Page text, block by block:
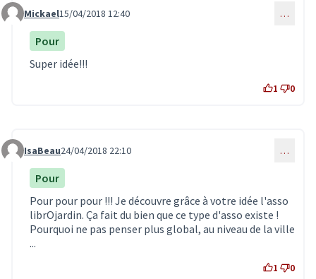
Commentaire 600
Mickael15/04/2018 12:40 …
Pour
Super idée!!!
1 0
Commentaire 657
IsaBeau24/04/2018 22:10 …
Pour
Pour pour pour !!! Je découvre grâce à votre idée l'asso
librOjardin. Ça fait du bien que ce type d'asso existe !
Pourquoi ne pas penser plus global, au niveau de la ville
...
1 0